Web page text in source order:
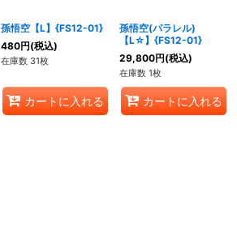
孫悟空【L】{FS12-01}
480円(税込)
在庫数 31枚
カートに入れる
孫悟空(パラレル)
【L☆】{FS12-01}
29,800円(税込)
在庫数 1枚
カートに入れる